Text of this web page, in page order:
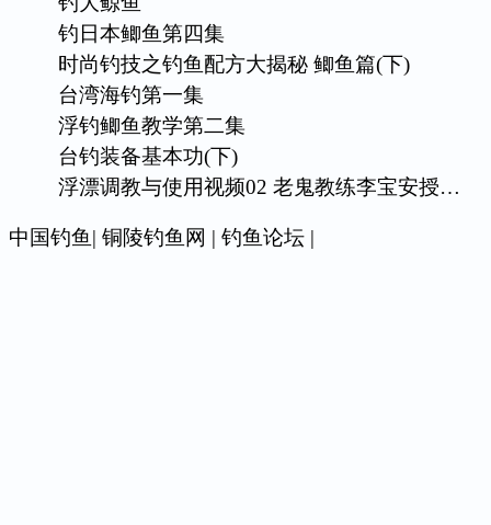
钓日本鲫鱼第四集
时尚钓技之钓鱼配方大揭秘 鲫鱼篇(下)
台湾海钓第一集
浮钓鲫鱼教学第二集
台钓装备基本功(下)
浮漂调教与使用视频02 老鬼教练李宝安授…
中国钓鱼| 铜陵钓鱼网 | 钓鱼论坛 |